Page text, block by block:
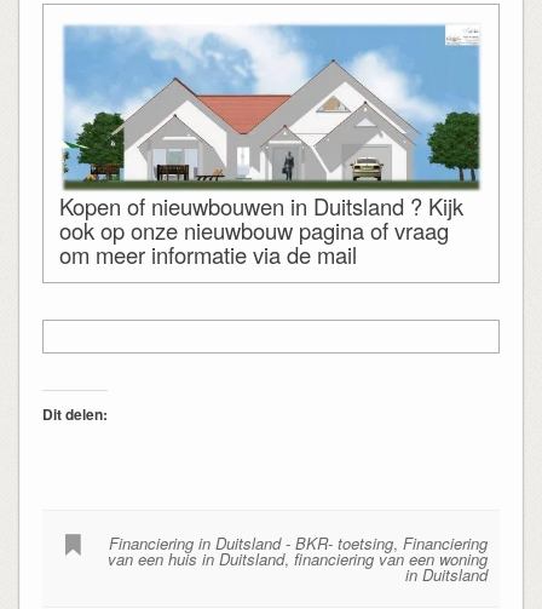
Kopen of nieuwbouwen in Duitsland ? Kijk
ook op onze nieuwbouw pagina of vraag
om meer informatie via de mail
Dit delen:
Financiering in Duitsland - BKR- toetsing,Financiering
van een huis in Duitsland,financiering van een woning
in Duitsland